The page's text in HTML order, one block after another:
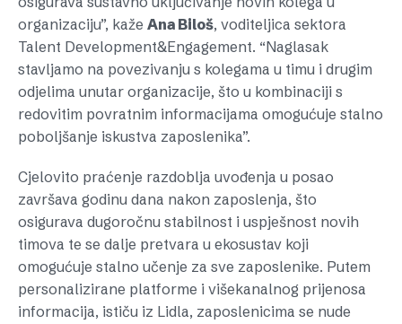
organizaciju”, kaže Ana Biloš, voditeljica sektora
Talent Development&Engagement. “Naglasak
stavljamo na povezivanju s kolegama u timu i drugim
odjelima unutar organizacije, što u kombinaciji s
redovitim povratnim informacijama omogućuje stalno
poboljšanje iskustva zaposlenika”.
Cjelovito praćenje razdoblja uvođenja u posao
završava godinu dana nakon zaposlenja, što
osigurava dugoročnu stabilnost i uspješnost novih
timova te se dalje pretvara u ekosustav koji
omogućuje stalno učenje za sve zaposlenike. Putem
personalizirane platforme i višekanalnog prijenosa
informacija, ističu iz Lidla, zaposlenicima se nude